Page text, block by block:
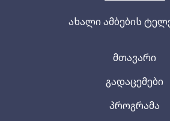
ახალი ამბების
მთავარი
გადაცემები
პროგრამა